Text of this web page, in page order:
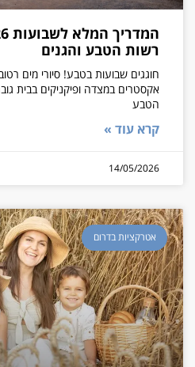
רשות הטבע והגנים
חוגגים שבועות בטבע! סיורי מים
אקסטרים במצדה ופיקניקים בבית
הטבע
קרא עוד »
14/05/2026
אטרקציות בדרום